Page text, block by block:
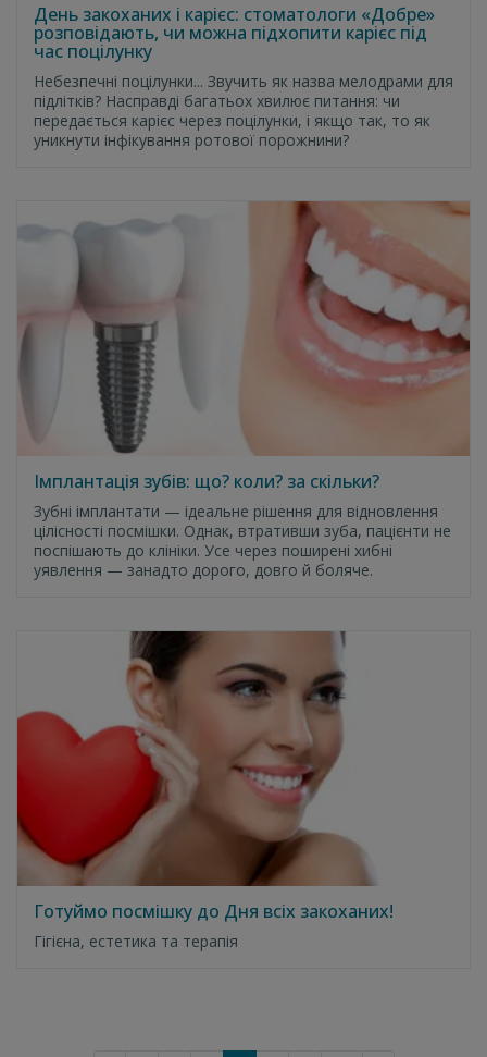
День закоханих і карієс: стоматологи «Добре»
розповідають, чи можна підхопити карієс під
час поцілунку
Небезпечні поцілунки... Звучить як назва мелодрами для
підлітків? Насправді багатьох хвилює питання: чи
передається карієс через поцілунки, і якщо так, то як
уникнути інфікування ротової порожнини?
Імплантація зубів: що? коли? за скільки?
Зубні імплантати — ідеальне рішення для відновлення
цілісності посмішки. Однак, втративши зуба, пацієнти не
поспішають до клініки. Усе через поширені хибні
уявлення — занадто дорого, довго й боляче.
Готуймо посмішку до Дня всіх закоханих!
Гігієна, естетика та терапія